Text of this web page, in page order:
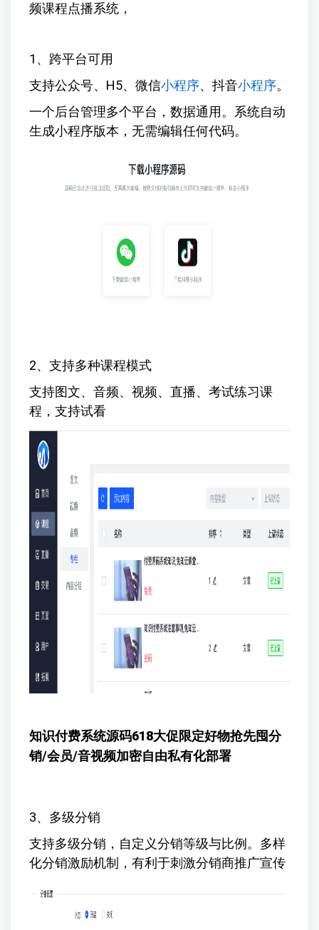
频课程点播系统，
1、跨平台可用
支持公众号、H5、微信小程序、抖音小程序。
一个后台管理多个平台，数据通用。系统自动
生成小程序版本，无需编辑任何代码。
2、支持多种课程模式
支持图文、音频、视频、直播、考试练习课
程，支持试看
知识付费系统源码618大促限定好物抢先囤分
销/会员/音视频加密自由私有化部署
3、多级分销
支持多级分销，自定义分销等级与比例。多样
化分销激励机制，有利于刺激分销商推广宣传